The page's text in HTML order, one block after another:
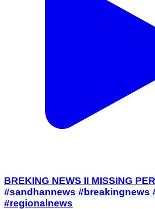
BREKING NEWS II MISSING
#sandhannews #breakingnews
#regionalnews